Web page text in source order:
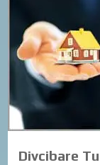
Divcibare